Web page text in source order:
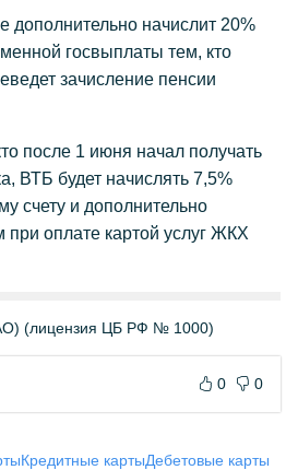
дополнительно начислит 20%
госвыплаты тем, кто
зачисление пенсии
после 1 июня начал получать
ВТБ будет начислять 7,5%
счету и дополнительно
при оплате картой услуг ЖКХ
(лицензия ЦБ РФ № 1000)
0 0
Кредитные картыДебетовые карты